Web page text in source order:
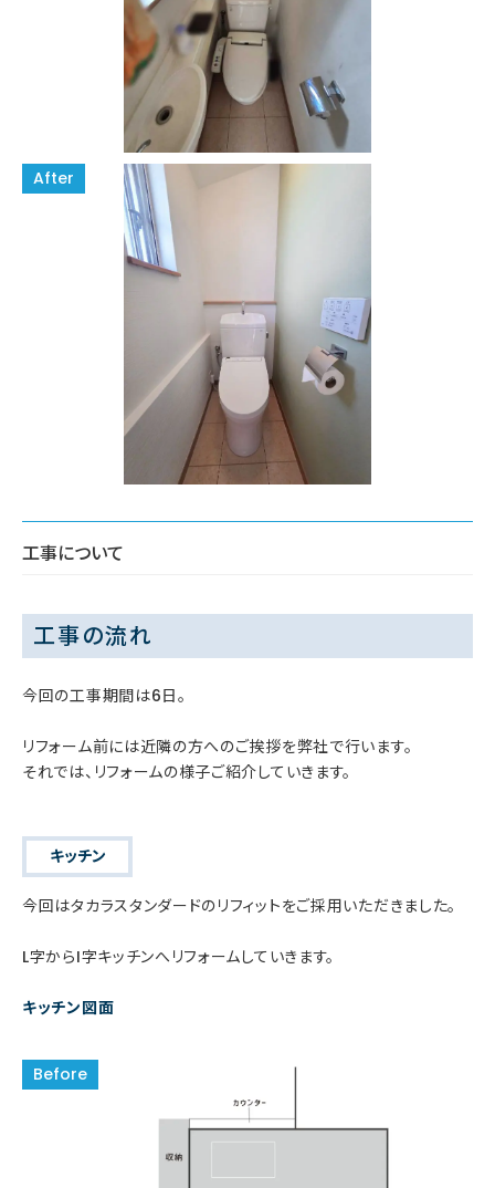
工事について
工事の流れ
今回の工事期間は6日。
リフォーム前には近隣の方へのご挨拶を弊社で行います。
それでは、リフォームの様子ご紹介していきます。
キッチン
今回はタカラスタンダードのリフィットをご採用いただきました。
L字からI字キッチンへリフォームしていきます。
キッチン図面